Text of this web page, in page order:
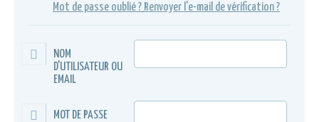
Mot de passe oublié ? Renvoyer l'e-mail de vérification ?
NOM
D'UTILISATEUR OU
EMAIL
MOT DE PASSE